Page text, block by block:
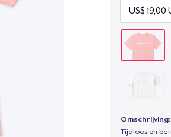
Omschrijving:
Tijdloos en